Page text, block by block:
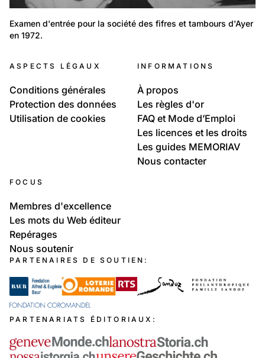
Examen d'entrée pour la société des fifres et tambours d'Ayer
en 1972.
ASPECTS LÉGAUX
Conditions générales
Protection des données
Utilisation de cookies
INFORMATIONS
À propos
Les règles d'or
FAQ et Mode d’Emploi
Les licences et les droits
Les guides MEMORIAV
Nous contacter
FOCUS
Membres d'excellence
Les mots du Web éditeur
Repérages
Nous soutenir
PARTENAIRES DE SOUTIEN:
PARTENARIATS ÉDITORIAUX: